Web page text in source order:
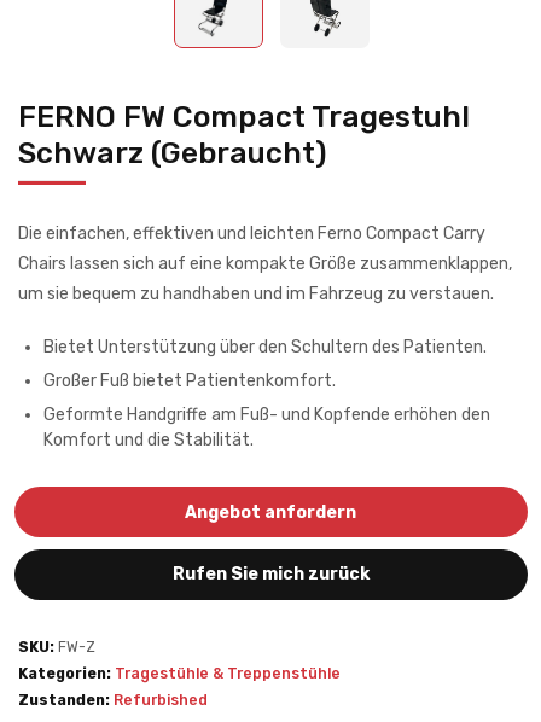
FERNO FW Compact Tragestuhl
Schwarz (Gebraucht)
Die einfachen, effektiven und leichten Ferno Compact Carry
Chairs lassen sich auf eine kompakte Größe zusammenklappen,
um sie bequem zu handhaben und im Fahrzeug zu verstauen.
Bietet Unterstützung über den Schultern des Patienten.
Großer Fuß bietet Patientenkomfort.
Geformte Handgriffe am Fuß- und Kopfende erhöhen den
Komfort und die Stabilität.
Angebot anfordern
Rufen Sie mich zurück
SKU: FW-Z
Kategorien: Tragestühle & Treppenstühle
Zustanden: Refurbished